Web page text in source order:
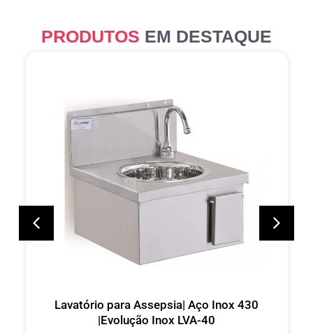
PRODUTOS EM DESTAQUE
Lavatório para Assepsia| Aço Inox 430
|Evolução Inox LVA-40